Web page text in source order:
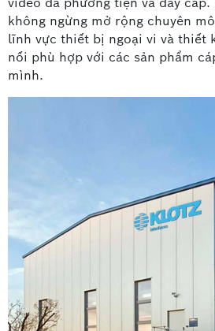
không ngừng mở rộng chuyên
lĩnh vực thiết bị ngoại vi và thiết
nối phù hợp với các sản phẩm
mình.